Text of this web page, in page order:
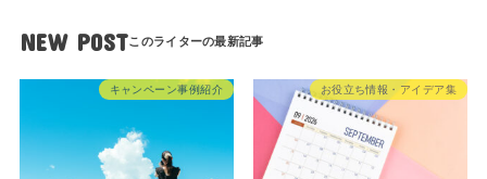
NEW POST
キャンペーン事例紹介 お役立ち情報・アイデア集